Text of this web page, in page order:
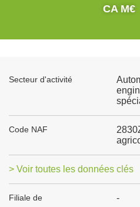
CA M€
Secteur d'activité
Code NAF
> Voir toutes les données clés
Filiale de -